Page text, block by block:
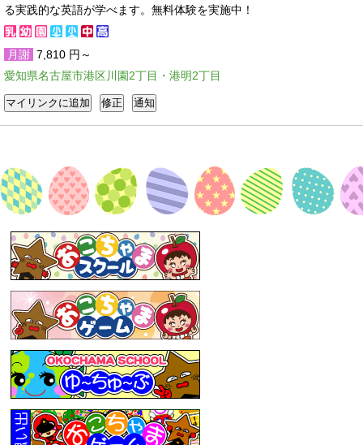
る実践的な英語が学べます。無料体験を実施中！
月謝 7,810 円～
愛知県名古屋市港区川園2丁目・港明2丁目